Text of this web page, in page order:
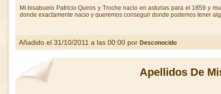
Mi bisabuelo Patricio Quiros y Troche nacio en asturias para el 1859 y
donde exactamente nacio y queremos conseguir donde podemos tener
Añadido el 31/10/2011 a las 00:00 por Desconocido
Apellidos De